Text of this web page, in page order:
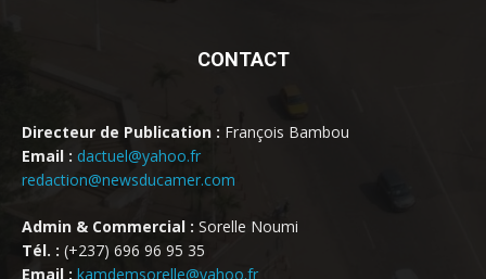
CONTACT
Directeur de Publication : François Bambou
Email : dactuel@yahoo.fr
redaction@newsducamer.com
Admin & Commercial : Sorelle Noumi
Tél. : (+237) 696 96 95 35
Email : kamdemsorelle@yahoo.fr